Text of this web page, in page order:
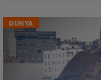
DÜNYA